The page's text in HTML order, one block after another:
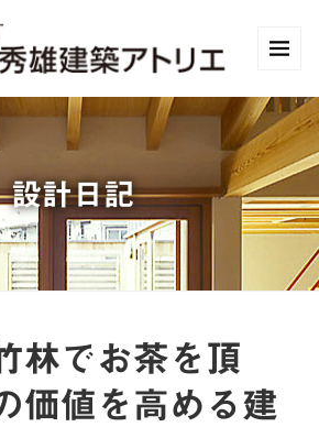
設計日記
林でお茶を頂
価値を高める建